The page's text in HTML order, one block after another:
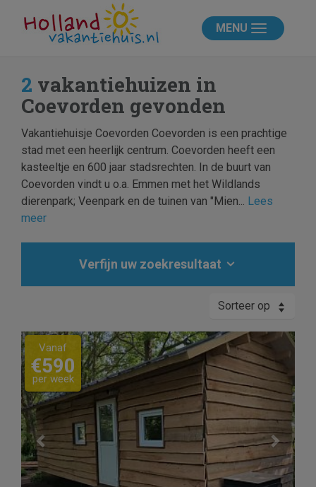
MENU
2 vakantiehuizen in
Coevorden gevonden
Vakantiehuisje Coevorden Coevorden is een prachtige
stad met een heerlijk centrum. Coevorden heeft een
kasteeltje en 600 jaar stadsrechten. In de buurt van
Coevorden vindt u o.a. Emmen met het Wildlands
dierenpark; Veenpark en de tuinen van "Mien... Lees
meer
Verfijn uw zoekresultaat
Sorteer op
Previous Next
Vanaf
€590
per week